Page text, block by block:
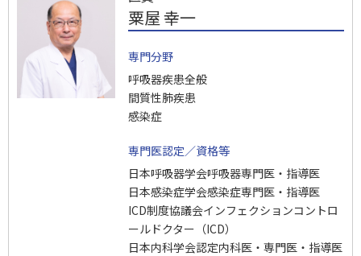
粟屋 幸一
専門分野
呼吸器疾患全般
間質性肺疾患
感染症
専門医認定／資格等
日本呼吸器学会呼吸器専門医・指導医
日本感染症学会感染症専門医・指導医
ICD制度協議会インフェクションコントロ
ールドクター（ICD）
日本内科学会認定内科医・専門医・指導医